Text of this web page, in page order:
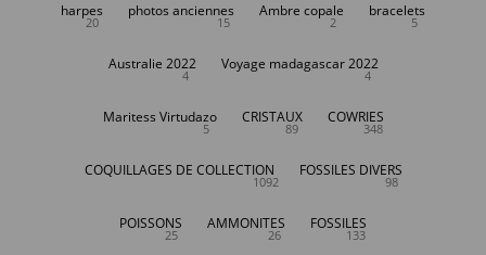
harpes
20
photos anciennes
15
Ambre copale
2
bracelets
5
Australie 2022
4
Voyage madagascar 2022
4
Maritess Virtudazo
5
CRISTAUX
89
COWRIES
348
COQUILLAGES DE COLLECTION
1092
FOSSILES DIVERS
98
POISSONS
25
AMMONITES
26
FOSSILES
133